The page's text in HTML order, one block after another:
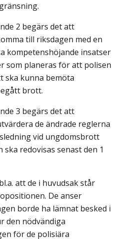
2 begärs det att
till riksdagen med en
kompetenshöjande insatser
som planeras för att polisen
ska kunna bemöta
brott.
3 begärs det att
de ändrade reglerna
vid ungdomsbrott
redovisas senast den 1
att de i huvudsak står
De anser
borde ha lämnat besked i
den nödvändiga
för de polisiära